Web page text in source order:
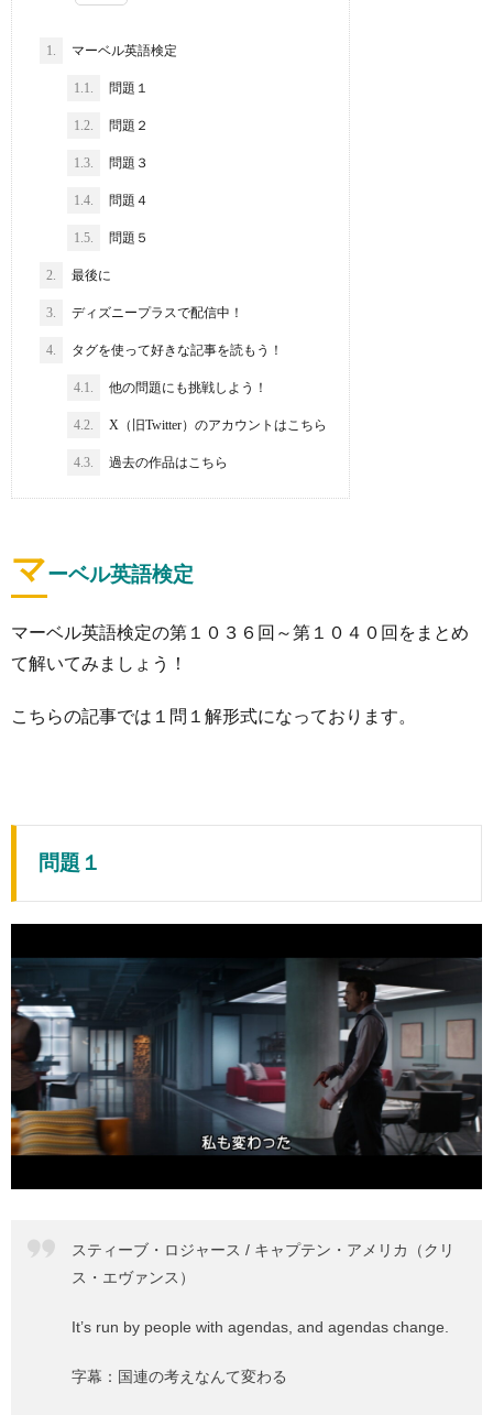
1. マーベル英語検定
1.1. 問題１
1.2. 問題２
1.3. 問題３
1.4. 問題４
1.5. 問題５
2. 最後に
3. ディズニープラスで配信中！
4. タグを使って好きな記事を読もう！
4.1. 他の問題にも挑戦しよう！
4.2. X（旧Twitter）のアカウントはこちら
4.3. 過去の作品はこちら
マーベル英語検定
マーベル英語検定の第１０３６回～第１０４０回をまとめ
て解いてみましょう！
こちらの記事では１問１解形式になっております。
問題１
スティーブ・ロジャース / キャプテン・アメリカ（クリ
ス・エヴァンス）
It’s run by people with agendas, and agendas change.
字幕：国連の考えなんて変わる